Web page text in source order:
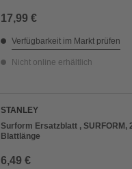
17,99 €
Verfügbarkeit im Markt prüfen
Nicht online erhältlich
STANLEY
Surform Ersatzblatt , SURFORM,
Blattlänge
6,49 €